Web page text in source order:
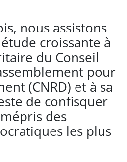
nous assistons
croissante à
du Conseil
pour
(CNRD) et à sa
de confisquer
des
les plus